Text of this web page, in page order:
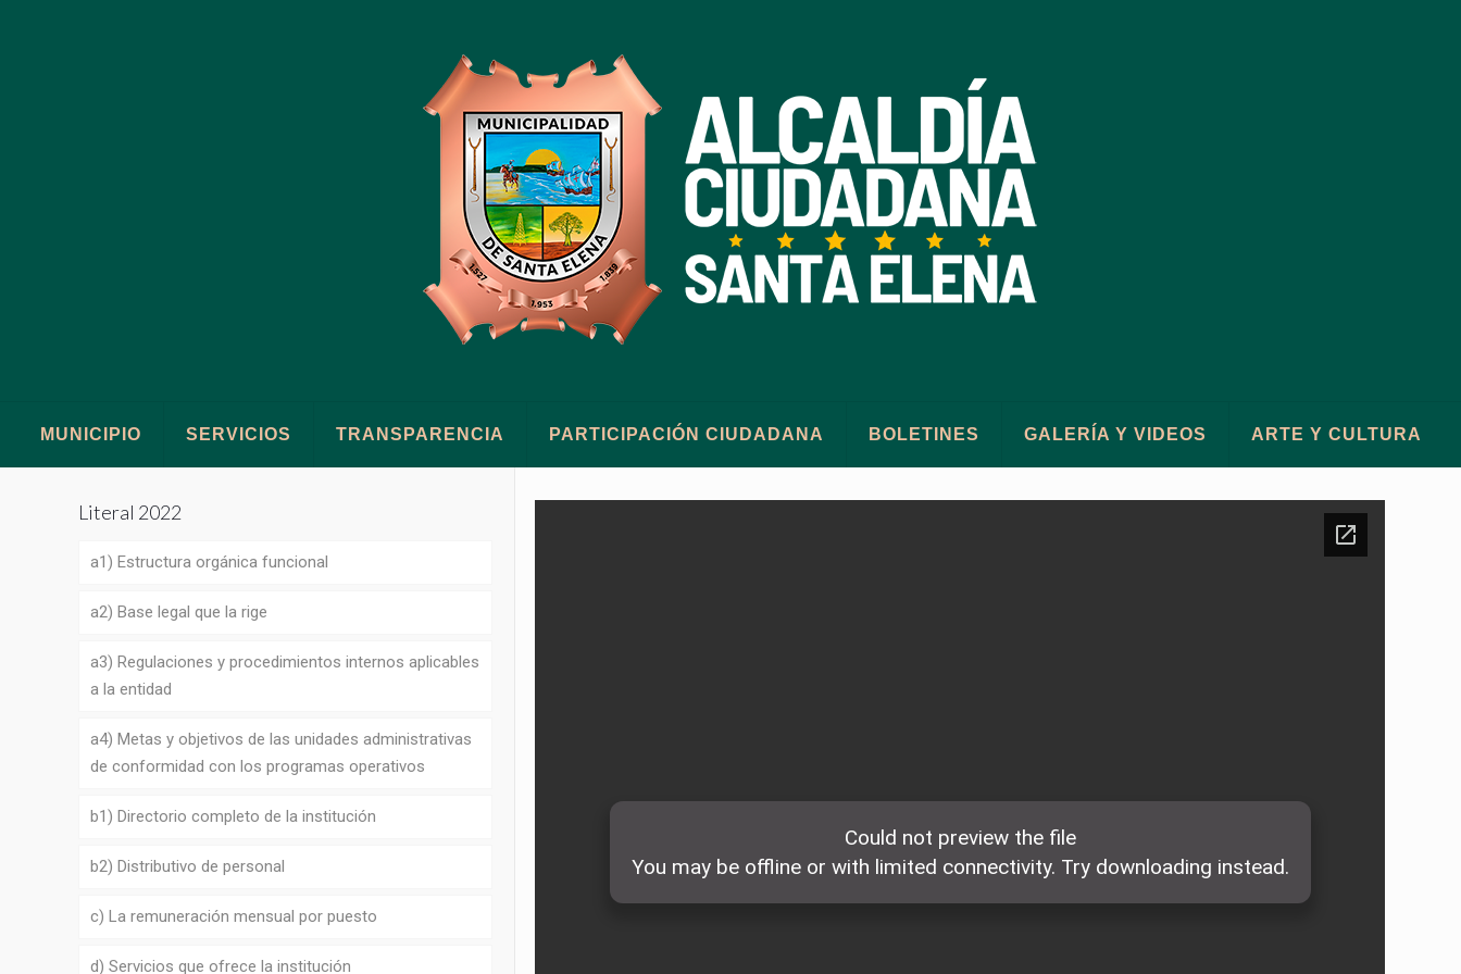
MUNICIPIO SERVICIOS TRANSPARENCIA PARTICIPACIÓN CIUDADANA BOLETINES GALERÍA Y VIDEOS ARTE Y CULTURA
Literal 2022
a1) Estructura orgánica funcional
a2) Base legal que la rige
a3) Regulaciones y procedimientos internos aplicables
a la entidad
a4) Metas y objetivos de las unidades administrativas
de conformidad con los programas operativos
b1) Directorio completo de la institución
b2) Distributivo de personal
c) La remuneración mensual por puesto
d) Servicios que ofrece la institución